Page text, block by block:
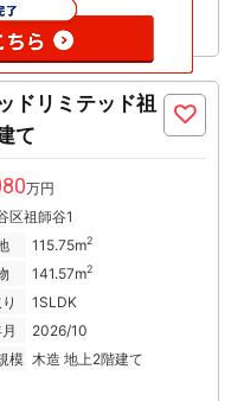
ドリミテッド祖
て
万円
区祖師谷1
115.75m2
141.57m2
1SLDK
2026/10
模 木造 地上2階建て